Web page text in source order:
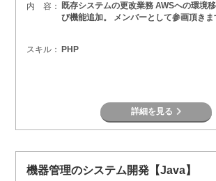
内 容：
既存システムの更改業務 AWSへの環境
び機能追加。 メンバーとして参画頂きま
スキル： PHP
詳細を見る
機器管理のシステム開発【Java】